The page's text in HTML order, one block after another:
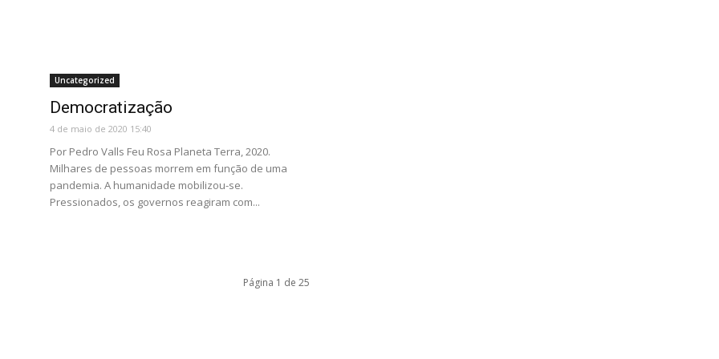
Uncategorized
Democratização
4 de maio de 2020 15:40
Por Pedro Valls Feu Rosa Planeta Terra, 2020.
Milhares de pessoas morrem em função de uma
pandemia. A humanidade mobilizou-se.
Pressionados, os governos reagiram com...
Página 1 de 25